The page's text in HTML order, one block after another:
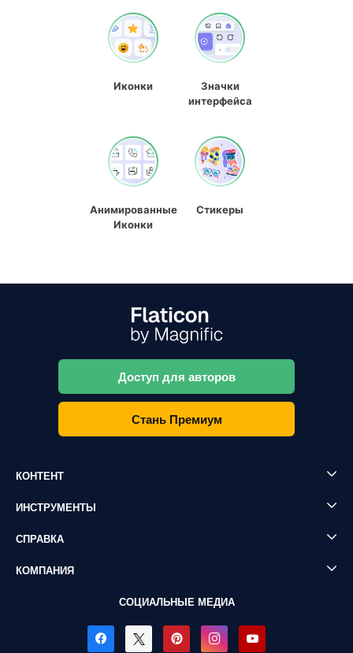
Иконки
Значки
интерфейса
Анимированные
Иконки
Стикеры
Доступ для авторов
Стань Премиум
КОНТЕНТ
ИНСТРУМЕНТЫ
СПРАВКА
КОМПАНИЯ
СОЦИАЛЬНЫЕ МЕДИА